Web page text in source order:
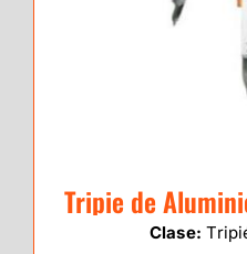
Tripie de
Clase: